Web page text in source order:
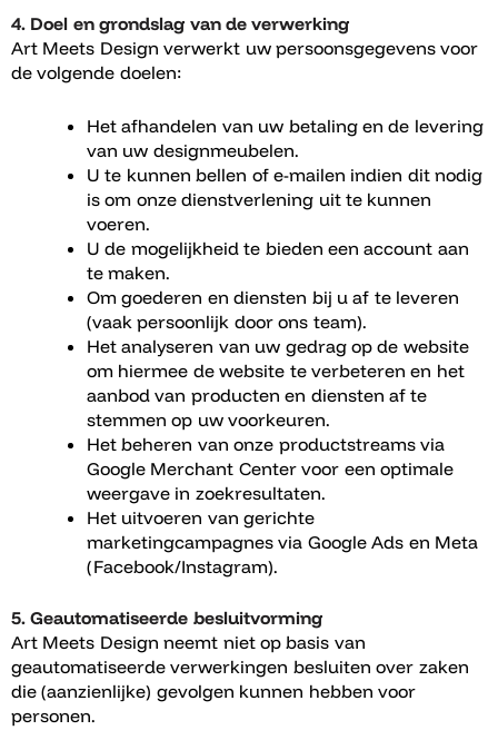
4. Doel en grondslag van de verwerking
Art Meets Design verwerkt uw persoonsgegevens voor
de volgende doelen:
Het afhandelen van uw betaling en de levering
van uw designmeubelen.
U te kunnen bellen of e-mailen indien dit nodig
is om onze dienstverlening uit te kunnen
voeren.
U de mogelijkheid te bieden een account aan
te maken.
Om goederen en diensten bij u af te leveren
(vaak persoonlijk door ons team).
Het analyseren van uw gedrag op de website
om hiermee de website te verbeteren en het
aanbod van producten en diensten af te
stemmen op uw voorkeuren.
Het beheren van onze productstreams via
Google Merchant Center voor een optimale
weergave in zoekresultaten.
Het uitvoeren van gerichte
marketingcampagnes via Google Ads en Meta
(Facebook/Instagram).
5. Geautomatiseerde besluitvorming
Art Meets Design neemt niet op basis van
geautomatiseerde verwerkingen besluiten over zaken
die (aanzienlijke) gevolgen kunnen hebben voor
personen.